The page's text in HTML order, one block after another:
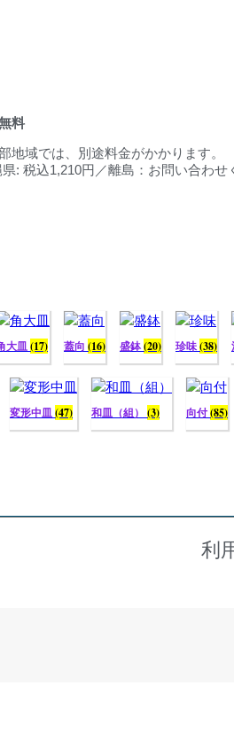
料
地域では、別途料金がかかります。
: 税込1,210円／離島：お問い合わせ
大皿(17) 蓋向 (16) 盛鉢(20) 珍味(38)
変形中皿(47) 和皿（組） (3) 向付(85)
利